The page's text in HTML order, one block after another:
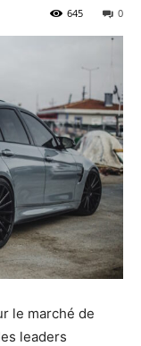
0
645
le marché de
leaders